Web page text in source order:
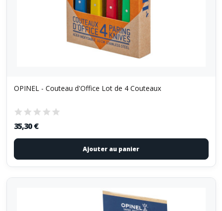
OPINEL - Couteau d'Office Lot de 4 Couteaux
35,30 €
Ajouter au panier